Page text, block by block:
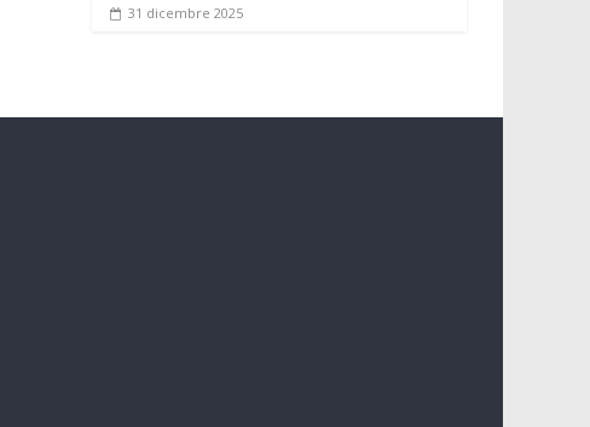
31 dicembre 2025